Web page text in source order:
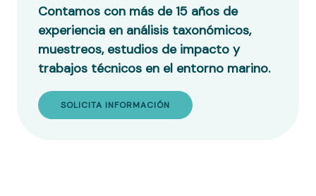
Contamos con más de 15 años de
experiencia en análisis taxonómicos,
muestreos, estudios de impacto y
trabajos técnicos en el entorno marino.
SOLICITA INFORMACIÓN